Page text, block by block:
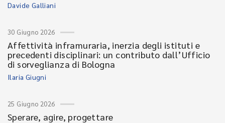
Davide Galliani
30 Giugno 2026
Affettività inframuraria, inerzia degli istituti e
precedenti disciplinari: un contributo dall’Ufficio
di sorveglianza di Bologna
Ilaria Giugni
25 Giugno 2026
Sperare, agire, progettare